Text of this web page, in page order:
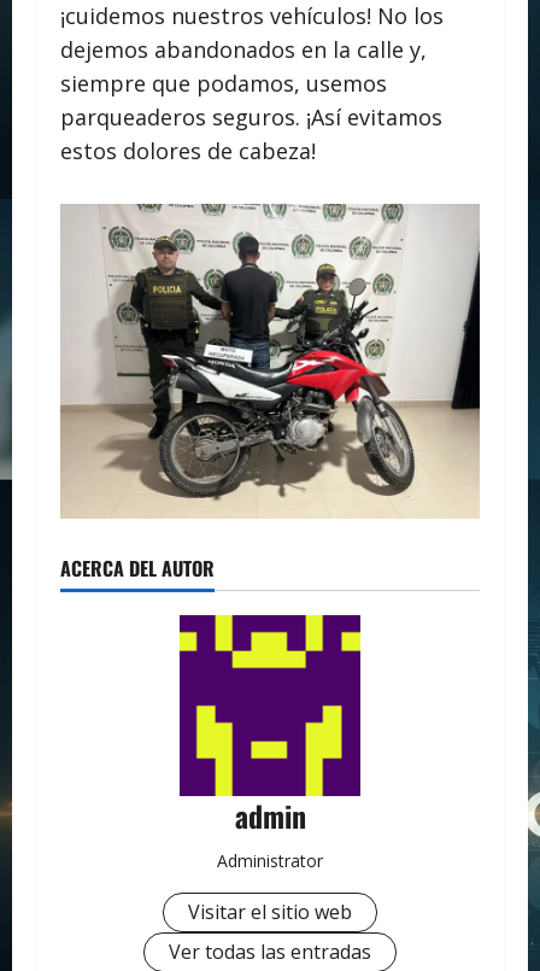
¡cuidemos nuestros vehículos! No los
dejemos abandonados en la calle y,
siempre que podamos, usemos
parqueaderos seguros. ¡Así evitamos
estos dolores de cabeza!
ACERCA DEL AUTOR
admin
Administrator
Visitar el sitio web
Ver todas las entradas